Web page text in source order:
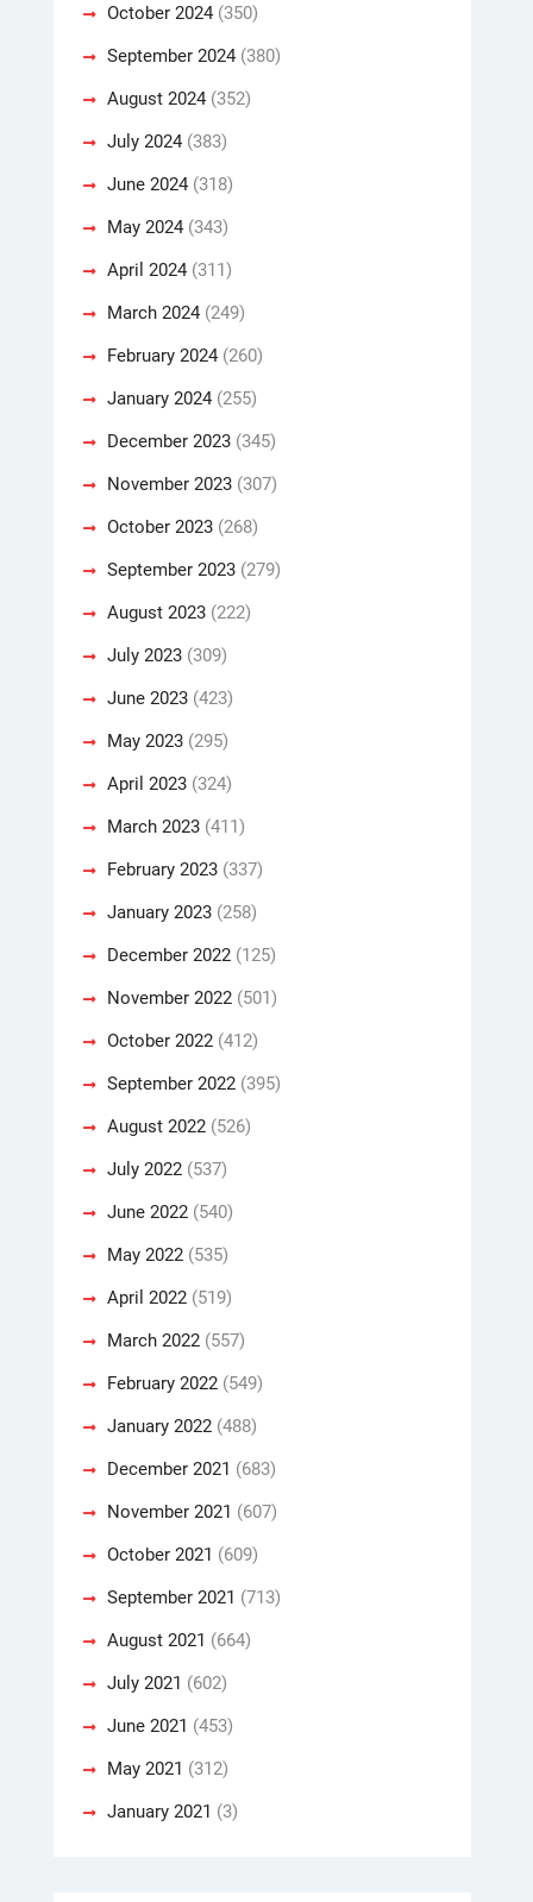
October 2024 (350)
September 2024 (380)
August 2024 (352)
July 2024 (383)
June 2024 (318)
May 2024 (343)
April 2024 (311)
March 2024 (249)
February 2024 (260)
January 2024 (255)
December 2023 (345)
November 2023 (307)
October 2023 (268)
September 2023 (279)
August 2023 (222)
July 2023 (309)
June 2023 (423)
May 2023 (295)
April 2023 (324)
March 2023 (411)
February 2023 (337)
January 2023 (258)
December 2022 (125)
November 2022 (501)
October 2022 (412)
September 2022 (395)
August 2022 (526)
July 2022 (537)
June 2022 (540)
May 2022 (535)
April 2022 (519)
March 2022 (557)
February 2022 (549)
January 2022 (488)
December 2021 (683)
November 2021 (607)
October 2021 (609)
September 2021 (713)
August 2021 (664)
July 2021 (602)
June 2021 (453)
May 2021 (312)
January 2021 (3)